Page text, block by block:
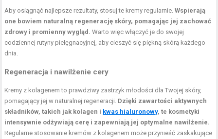
Aby osiągnąć najlepsze rezultaty, stosuj te kremy regularnie.Wspierają
one bowiem naturalną regenerację skóry, pomagając jej zachować
zdrowy i promienny wygląd. Warto więc włączyć je do swojej
codziennej rutyny pielęgnacyjnej, aby cieszyć się piękną skórą każdego
dnia.
Regeneracja i nawilżenie cery
Kremy z kolagenem to prawdziwy zastrzyk młodości dla Twojej skóry,
pomagający jej w naturalnej regeneracji. Dzięki zawartości aktywnych
składników, takich jak kolagen i kwas hialuronowy, te kosmetyki
intensywnie odżywiają cerę i zapewniają jej optymalne nawilżenie.
Regularne stosowanie kremów z kolagenem może przynieść zaskakujące